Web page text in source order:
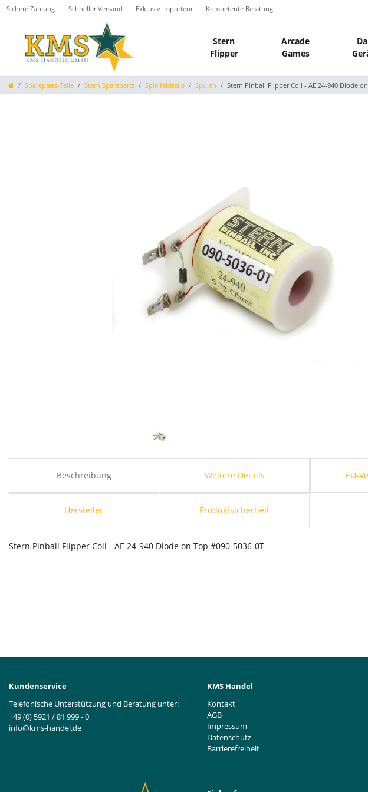
Sichere Zahlung Schneller Versand Exklusiv Importeur Kompetente Beratung
Stern
Flipper
Arcade
Games
Spareparts-Teile Stern Spareparts Spielfeldteile Spulen Stern Pinball Flipper Coil - AE 24-940 Diode
Beschreibung Weitere Details EU-
Hersteller Produktsicherheit
Stern Pinball Flipper Coil - AE 24-940 Diode on Top #090-5036-0T
Kundenservice
Telefonische Unterstützung und Beratung unter:
+49 (0) 5921 / 81 999 - 0
info@kms-handel.de
KMS Handel
Kontakt
AGB
Impressum
Datenschutz
Barrierefreiheit